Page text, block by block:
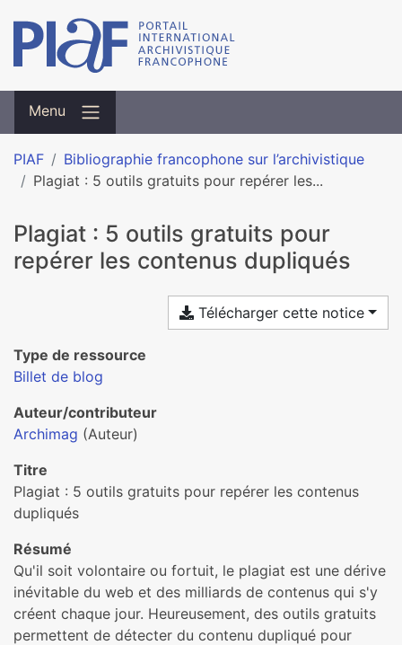
Menu
PIAF
Bibliographie francophone sur l’archivistique
Plagiat : 5 outils gratuits pour repérer les...
Plagiat : 5 outils gratuits pour
repérer les contenus dupliqués
Télécharger cette notice
Type de ressource
Billet de blog
Auteur/contributeur
Archimag (Auteur)
Titre
Plagiat : 5 outils gratuits pour repérer les contenus
dupliqués
Résumé
Qu'il soit volontaire ou fortuit, le plagiat est une dérive
inévitable du web et des milliards de contenus qui s'y
créent chaque jour. Heureusement, des outils gratuits
permettent de détecter du contenu dupliqué pour